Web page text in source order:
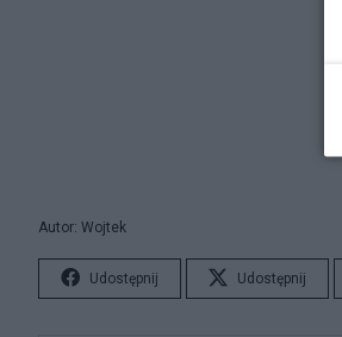
Autor: Wojtek
Udostępnij Udostępnij